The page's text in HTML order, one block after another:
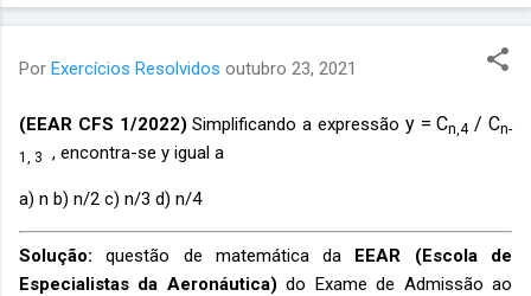
Por Exercícios Resolvidos outubro 23, 2021
(EEAR CFS 1/2022) Simplificando a expressão y = Cn,4 / Cn-
1, 3
, encontra-se y igual a
a) n b) n/2 c) n/3 d) n/4
Solução:questão de matemática da EEAR (Escola de
Especialistas da Aeronáutica)do Exame de Admissão ao